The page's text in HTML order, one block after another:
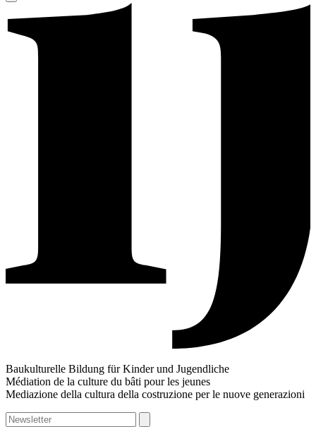
Baukulturelle Bildung für Kinder und Jugendliche
Médiation de la culture du bâti pour les jeunes
Mediazione della cultura della costruzione per le nuove generazioni